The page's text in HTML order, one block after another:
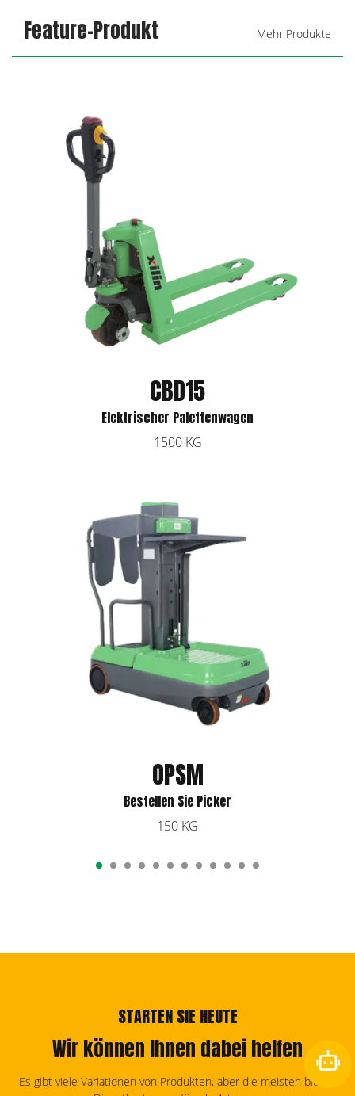
Feature-Produkt Mehr Produkte
CBD15
Elektrischer Palettenwagen
1500 KG
OPSM
Bestellen Sie Picker
150 KG
STARTEN SIE HEUTE
Wir können Ihnen dabei helfen
Es gibt viele Variationen von Produkten, aber die meisten bieten